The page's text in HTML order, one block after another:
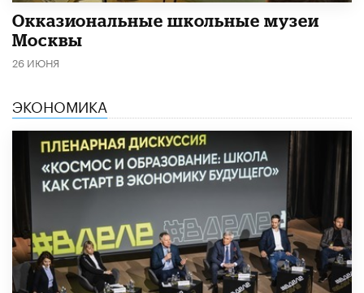
​Окказиональные школьные музеи
Москвы
26 ИЮНЯ
ЭКОНОМИКА